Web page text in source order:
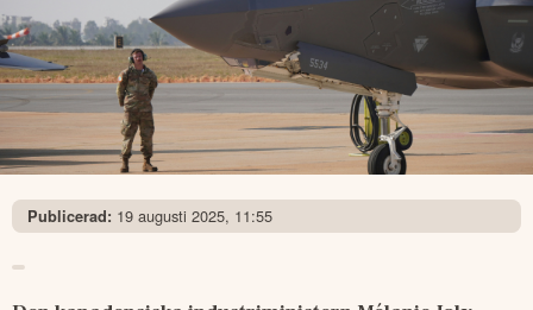
Publicerad: 19 augusti 2025, 11:55